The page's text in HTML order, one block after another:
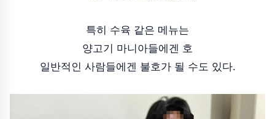
특히 수육 같은 메뉴는
양고기 마니아들에겐 호
일반적인 사람들에겐 불호가 될 수도 있다.